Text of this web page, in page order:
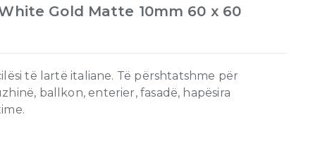
Gold Matte 10mm 60 x 60
të lartë italiane. Të përshtatshme për
ballkon, enterier, fasadë, hapësira